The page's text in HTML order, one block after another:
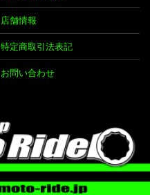
店舗情報
特定商取引法表記
お問い合わせ